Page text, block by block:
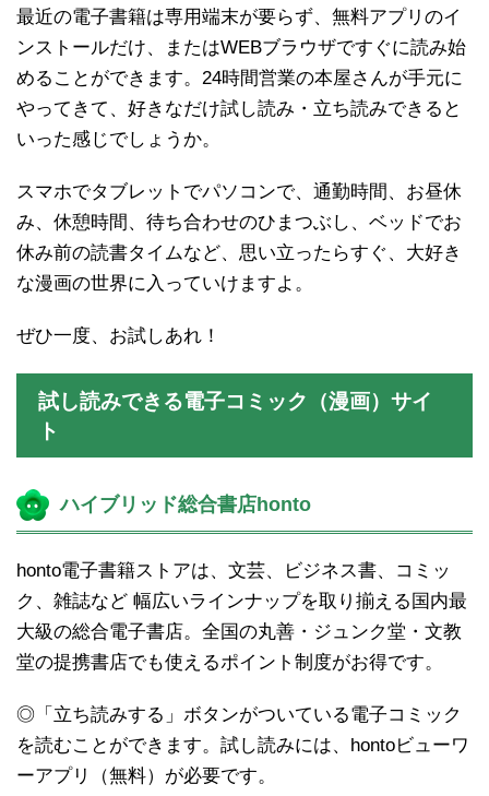
最近の電子書籍は専用端末が要らず、無料アプリのイ
ンストールだけ、またはWEBブラウザですぐに読み始
めることができます。24時間営業の本屋さんが手元に
やってきて、好きなだけ試し読み・立ち読みできると
いった感じでしょうか。
スマホでタブレットでパソコンで、通勤時間、お昼休
み、休憩時間、待ち合わせのひまつぶし、ベッドでお
休み前の読書タイムなど、思い立ったらすぐ、大好き
な漫画の世界に入っていけますよ。
ぜひ一度、お試しあれ！
試し読みできる電子コミック（漫画）サイ
ト
ハイブリッド総合書店honto
honto電子書籍ストアは、文芸、ビジネス書、コミッ
ク、雑誌など 幅広いラインナップを取り揃える国内最
大級の総合電子書店。全国の丸善・ジュンク堂・文教
堂の提携書店でも使えるポイント制度がお得です。
◎「立ち読みする」ボタンがついている電子コミック
を読むことができます。試し読みには、hontoビューワ
ーアプリ（無料）が必要です。